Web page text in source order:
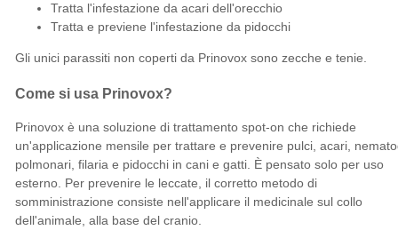
Tratta l'infestazione da acari dell'orecchio
Tratta e previene l'infestazione da pidocchi
Gli unici parassiti non coperti da Prinovox sono zecche e tenie.
Come si usa Prinovox?
Prinovox è una soluzione di trattamento spot-on che richiede
un'applicazione mensile per trattare e prevenire pulci, acari,
polmonari, filaria e pidocchi in cani e gatti. È pensato solo per uso
esterno. Per prevenire le leccate, il corretto metodo di
somministrazione consiste nell'applicare il medicinale sul collo
dell'animale, alla base del cranio.